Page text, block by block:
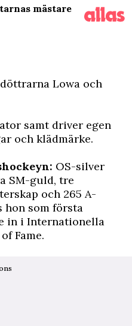
mästare
Lowa och
samt driver egen
och klädmärke.
OS-silver
SM-guld, tre
och 265 A-
hon som första
in i Internationella
Fame.